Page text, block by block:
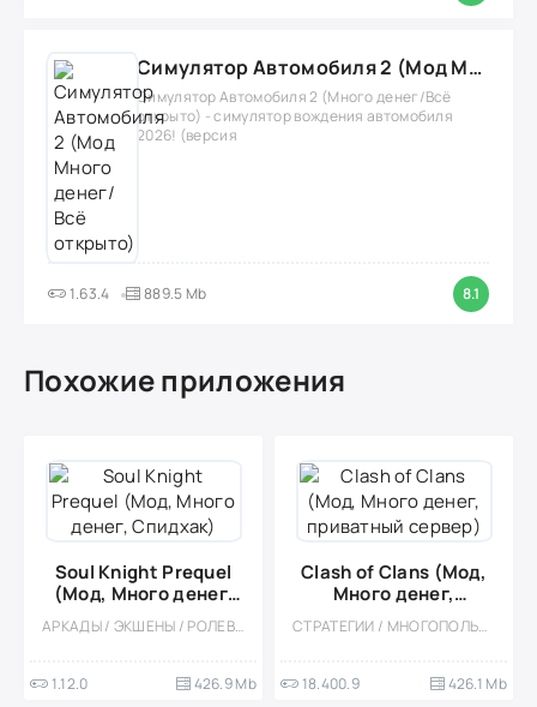
Симулятор Автомобиля 2 (Мод Много денег/Всё открыто)
Симулятор Автомобиля 2 (Много денег/Всё
открыто) - симулятор вождения автомобиля
2026! (версия
1.63.4 889.5 Mb 8.1
Похожие приложения
Soul Knight Prequel
(Мод, Много денег,
Спидхак)
АРКАДЫ / ЭКШЕНЫ / РОЛЕВЫЕ / ОДНОПОЛЬЗОВАТЕЛЬСКИЕ / ИЗОМЕТРИЯ / МАГИЯ / ФЭНТЕЗИ / МОД / ВСТРОЕННЫЙ КЕШ / ПИКСЕЛЬНАЯ / КАЗУАЛЬНЫЕ / ОФЛАЙН
1.12.0 426.9 Mb
Clash of Clans (Мод,
Много денег,
приватный сервер) СТРАТЕГИИ / МНОГОПОЛЬЗОВАТЕЛЬСКАЯ / ОНЛАЙН / СОРЕВНОВАТЕЛЬНАЯ / БЕЗ КЕША / ВСТРОЕННЫЙ КЕШ / ОДНОПОЛЬЗОВАТЕЛЬСКИЕ / СТИЛИЗАЦИЯ / ФЭНТЕЗИ
18.400.9 426.1 Mb